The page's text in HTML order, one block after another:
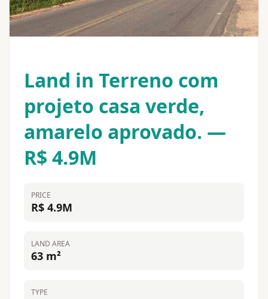
Land in Terreno com
projeto casa verde,
amarelo aprovado. —
R$ 4.9M
PRICE
R$ 4.9M
LAND AREA
63 m²
TYPE